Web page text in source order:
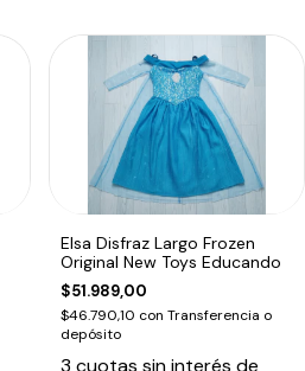
Elsa Disfraz Largo Frozen
Original New Toys Educando
$51.989,00
$46.790,10 con Transferencia o
depósito
3 cuotas sin interés de